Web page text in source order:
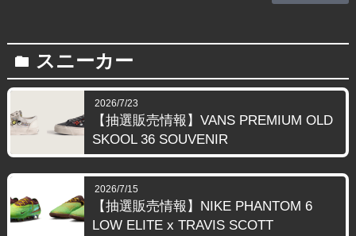
folder スニーカー
2026/7/23
【抽選販売情報】VANS PREMIUM OLD
SKOOL 36 SOUVENIR
2026/7/15
【抽選販売情報】NIKE PHANTOM 6
LOW ELITE x TRAVIS SCOTT